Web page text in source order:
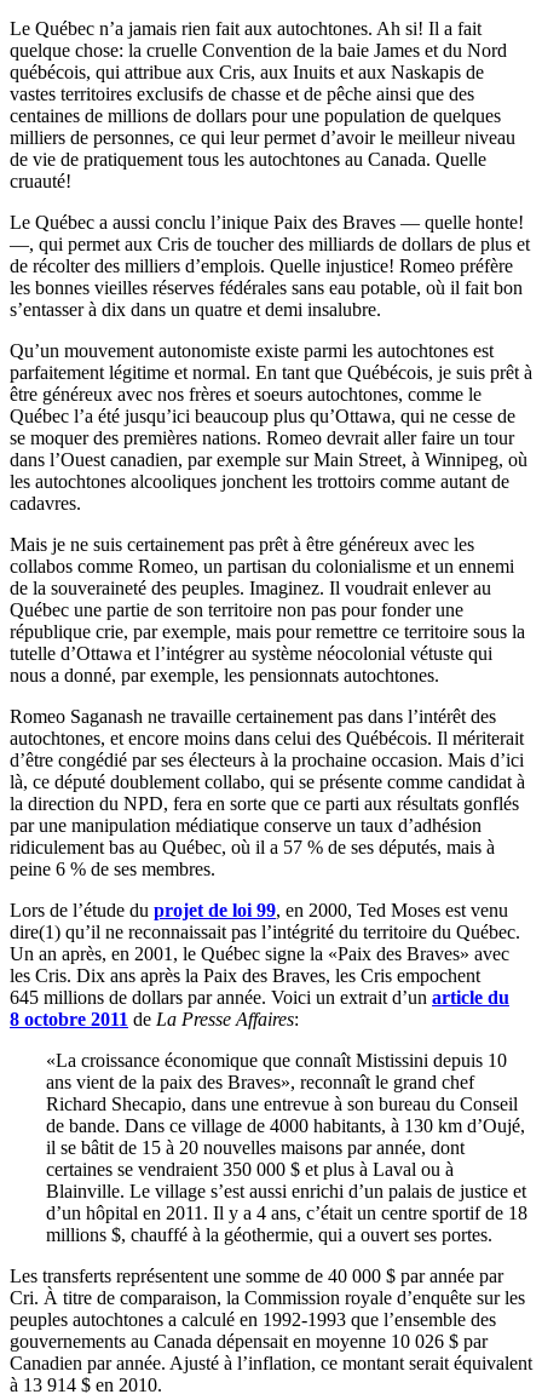
Le Québec n’a jamais rien fait aux autochtones. Ah si! Il a fait
quelque chose: la cruelle Convention de la baie James et du Nord
québécois, qui attribue aux Cris, aux Inuits et aux Naskapis de
vastes territoires exclusifs de chasse et de pêche ainsi que des
centaines de millions de dollars pour une population de quelques
milliers de personnes, ce qui leur permet d’avoir le meilleur niveau
de vie de pratiquement tous les autochtones au Canada. Quelle
cruauté!
Le Québec a aussi conclu l’inique Paix des Braves — quelle honte!
—, qui permet aux Cris de toucher des milliards de dollars de plus et
de récolter des milliers d’emplois. Quelle injustice! Romeo préfère
les bonnes vieilles réserves fédérales sans eau potable, où il fait bon
s’entasser à dix dans un quatre et demi insalubre.
Qu’un mouvement autonomiste existe parmi les autochtones est
parfaitement légitime et normal. En tant que Québécois, je suis prêt à
être généreux avec nos frères et soeurs autochtones, comme le
Québec l’a été jusqu’ici beaucoup plus qu’Ottawa, qui ne cesse de
se moquer des premières nations. Romeo devrait aller faire un tour
dans l’Ouest canadien, par exemple sur Main Street, à Winnipeg, où
les autochtones alcooliques jonchent les trottoirs comme autant de
cadavres.
Mais je ne suis certainement pas prêt à être généreux avec les
collabos comme Romeo, un partisan du colonialisme et un ennemi
de la souveraineté des peuples. Imaginez. Il voudrait enlever au
Québec une partie de son territoire non pas pour fonder une
république crie, par exemple, mais pour remettre ce territoire sous la
tutelle d’Ottawa et l’intégrer au système néocolonial vétuste qui
nous a donné, par exemple, les pensionnats autochtones.
Romeo Saganash ne travaille certainement pas dans l’intérêt des
autochtones, et encore moins dans celui des Québécois. Il mériterait
d’être congédié par ses électeurs à la prochaine occasion. Mais d’ici
là, ce député doublement collabo, qui se présente comme candidat à
la direction du NPD, fera en sorte que ce parti aux résultats gonflés
par une manipulation médiatique conserve un taux d’adhésion
ridiculement bas au Québec, où il a 57 % de ses députés, mais à
peine 6 % de ses membres.
Lors de l’étude du projet de loi 99, en 2000, Ted Moses est venu
dire(1) qu’il ne reconnaissait pas l’intégrité du territoire du Québec.
Un an après, en 2001, le Québec signe la «Paix des Braves» avec
les Cris. Dix ans après la Paix des Braves, les Cris empochent
645 millions de dollars par année. Voici un extrait d’un article du
8 octobre 2011 de La Presse Affaires:
«La croissance économique que connaît Mistissini depuis 10
ans vient de la paix des Braves», reconnaît le grand chef
Richard Shecapio, dans une entrevue à son bureau du Conseil
de bande. Dans ce village de 4000 habitants, à 130 km d’Oujé,
il se bâtit de 15 à 20 nouvelles maisons par année, dont
certaines se vendraient 350 000 $ et plus à Laval ou à
Blainville. Le village s’est aussi enrichi d’un palais de justice et
d’un hôpital en 2011. Il y a 4 ans, c’était un centre sportif de 18
millions $, chauffé à la géothermie, qui a ouvert ses portes.
Les transferts représentent une somme de 40 000 $ par année par
Cri. À titre de comparaison, la Commission royale d’enquête sur les
peuples autochtones a calculé en 1992-1993 que l’ensemble des
gouvernements au Canada dépensait en moyenne 10 026 $ par
Canadien par année. Ajusté à l’inflation, ce montant serait équivalent
à 13 914 $ en 2010.